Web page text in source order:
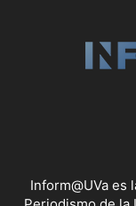
Inform@UVa es